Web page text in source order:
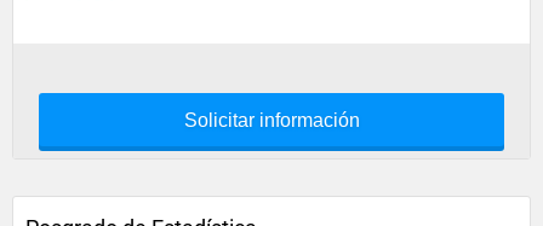
Solicitar información